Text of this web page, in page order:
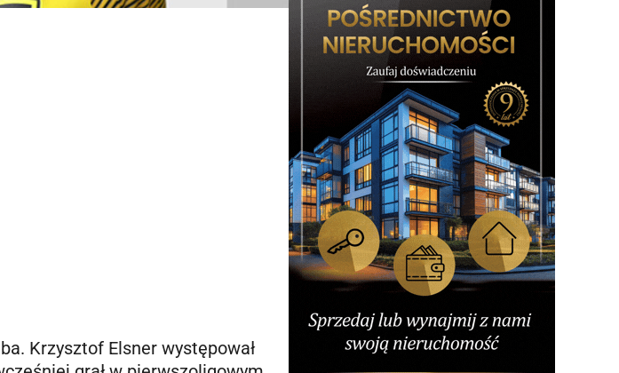
Krzysztof Elsner występował